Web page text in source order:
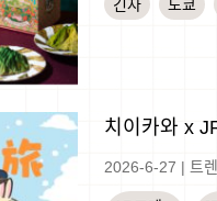
긴자 도쿄
치이카와 x
2026-6-27 | 트